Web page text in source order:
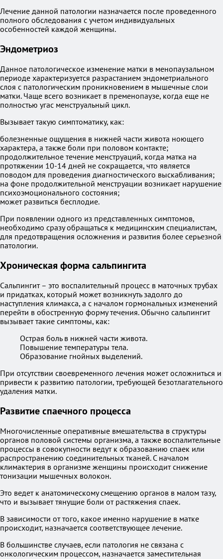
Лечение данной патологии назначается после проведенного
полного обследования с учетом индивидуальных
особенностей каждой женщины.
Эндометриоз
Данное патологическое изменение матки в менопаузальном
периоде характеризуется разрастанием эндометриального
слоя с патологическим проникновением в мышечные слои
матки. Чаще всего возникает в пременопаузе, когда еще не
полностью угас менструальный цикл.
Вызывает такую симптоматику, как:
болезненные ощущения в нижней части живота ноющего
характера, а также боли при половом контакте;
продолжительное течение менструаций, когда матка на
протяжении 10-14 дней не сокращается, что является
поводом для проведения диагностического выскабливания;
на фоне продолжительной менструации возникает нарушение
психоэмоционального состояния;
может развиться бесплодие.
При появлении одного из представленных симптомов,
необходимо сразу обращаться к медицинским специалистам,
для предотвращения осложнения и развития более серьезной
патологии.
Хроническая форма сальпингита
Сальпингит – это воспалительный процесс в маточных трубах
и придатках, который может возникнуть задолго до
наступления климакса, а с началом гормональных изменений
перейти в обостренную форму течения. Обычно сальпингит
вызывает такие симптомы, как:
Острая боль в нижней части живота.
Повышение температуры тела.
Образование гнойных выделений.
При отсутствии своевременного лечения может осложниться и
привести к развитию патологии, требующей безотлагательного
удаления матки.
Развитие спаечного процесса
Многочисленные оперативные вмешательства в структуры
органов половой системы организма, а также воспалительные
процессы в совокупности ведут к образованию спаек или
распространению соединительных тканей. С началом
климактерия в организме женщины происходит снижение
тонизации мышечных волокон.
Это ведет к анатомическому смещению органов в малом тазу,
что и вызывает тянущие боли от растяжения спаек.
В зависимости от того, какое именно нарушение в матке
происходит, назначается соответствующее лечение.
В большинстве случаев, если патология не связана с
онкологическим процессом, назначается заместительная